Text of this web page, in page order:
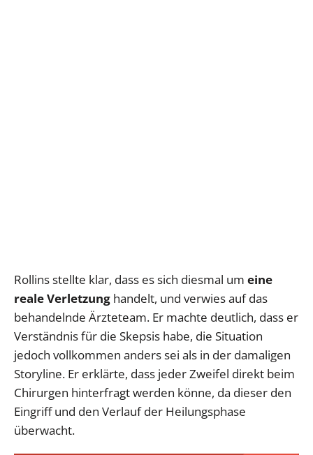
Rollins stellte klar, dass es sich diesmal um eine
reale Verletzung handelt, und verwies auf das
behandelnde Ärzteteam. Er machte deutlich, dass er
Verständnis für die Skepsis habe, die Situation
jedoch vollkommen anders sei als in der damaligen
Storyline. Er erklärte, dass jeder Zweifel direkt beim
Chirurgen hinterfragt werden könne, da dieser den
Eingriff und den Verlauf der Heilungsphase
überwacht.